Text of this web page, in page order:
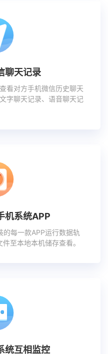
聊天记录
看对方手机微信历史聊天
字聊天记录、语音聊天记
机系统APP
每一款APP运行数据轨
至本地本机储存查看。
统互相监控